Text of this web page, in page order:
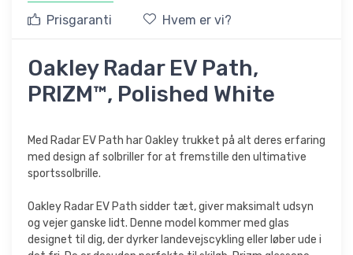
Prisgaranti Hvem er vi?
Oakley Radar EV Path,
PRIZM™, Polished White
Med Radar EV Path har Oakley trukket på alt deres erfaring
med design af solbriller for at fremstille den ultimative
sportssolbrille.
Oakley Radar EV Path sidder tæt, giver maksimalt udsyn
og vejer ganske lidt. Denne model kommer med glas
designet til dig, der dyrker landevejscykling eller løber ude i